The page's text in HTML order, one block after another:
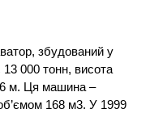
збудований у
000 тонн, висота
м. Ця машина –
168 м3. У 1999